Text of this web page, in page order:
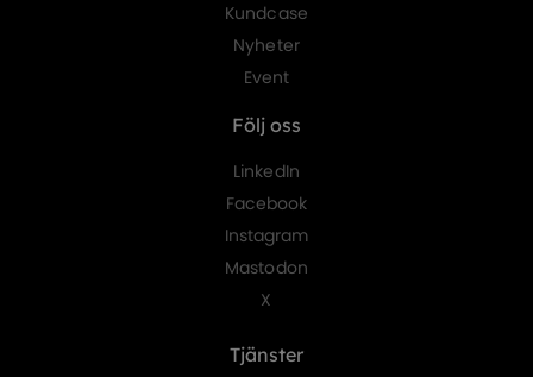
Kundcase
Nyheter
Event
Följ oss
LinkedIn
Facebook
Instagram
Mastodon
X
Tjänster